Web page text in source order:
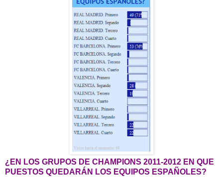
¿EN LOS GRUPOS DE CHAMPIONS 2011-2012 EN QUE
PUESTOS QUEDARÁN LOS EQUIPOS ESPAÑOLES?